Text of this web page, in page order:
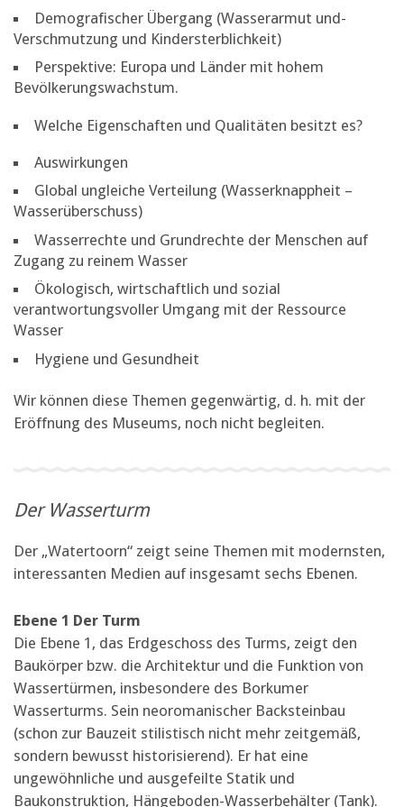
Demografischer Übergang (Wasserarmut und-
Verschmutzung und Kindersterblichkeit)
Perspektive: Europa und Länder mit hohem
Bevölkerungswachstum.
Welche Eigenschaften und Qualitäten besitzt es?
Auswirkungen
Global ungleiche Verteilung (Wasserknappheit –
Wasserüberschuss)
Wasserrechte und Grundrechte der Menschen auf
Zugang zu reinem Wasser
Ökologisch, wirtschaftlich und sozial
verantwortungsvoller Umgang mit der Ressource
Wasser
Hygiene und Gesundheit
Wir können diese Themen gegenwärtig, d. h. mit der
Eröffnung des Museums, noch nicht begleiten.
Der Wasserturm
Der „Watertoorn“ zeigt seine Themen mit modernsten,
interessanten Medien auf insgesamt sechs Ebenen.
Ebene 1 Der Turm
Die Ebene 1, das Erdgeschoss des Turms, zeigt den
Baukörper bzw. die Architektur und die Funktion von
Wassertürmen, insbesondere des Borkumer
Wasserturms. Sein neoromanischer Backsteinbau
(schon zur Bauzeit stilistisch nicht mehr zeitgemäß,
sondern bewusst historisierend). Er hat eine
ungewöhnliche und ausgefeilte Statik und
Baukonstruktion, Hängeboden-Wasserbehälter (Tank).